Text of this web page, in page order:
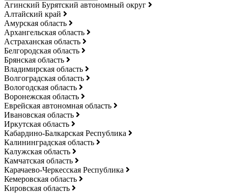
Агинский Бурятский автономный округ
Алтайский край
Амурская область
Архангельская область
Астраханская область
Белгородская область
Брянская область
Владимирская область
Волгоградская область
Вологодская область
Воронежская область
Еврейская автономная область
Ивановская область
Иркутская область
Кабардино-Балкарская Республика
Калининградская область
Калужская область
Камчатская область
Карачаево-Черкесская Республика
Кемеровская область
Кировская область